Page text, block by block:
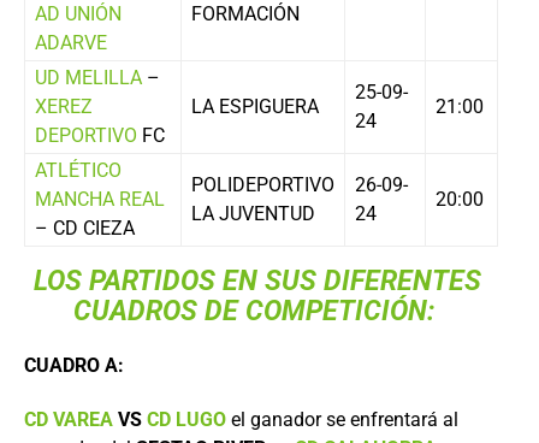
AD UNIÓN
ADARVE
FORMACIÓN
UD MELILLA –
XEREZ
DEPORTIVO FC
LA ESPIGUERA
25-09-
24
21:00
ATLÉTICO
MANCHA REAL
– CD CIEZA
POLIDEPORTIVO
LA JUVENTUD
26-09-
24
20:00
LOS PARTIDOS EN SUS DIFERENTES
CUADROS DE COMPETICIÓN:
CUADRO A:
CD VAREA VS CD LUGO el ganador se enfrentará al